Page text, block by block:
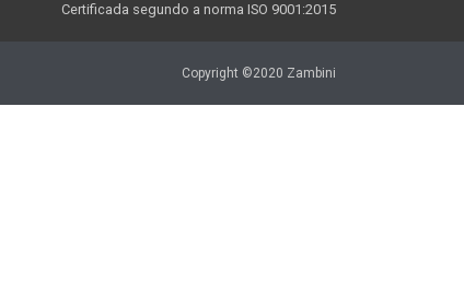
Certificada segundo a norma ISO 9001:2015
Copyright ©2020 Zambini